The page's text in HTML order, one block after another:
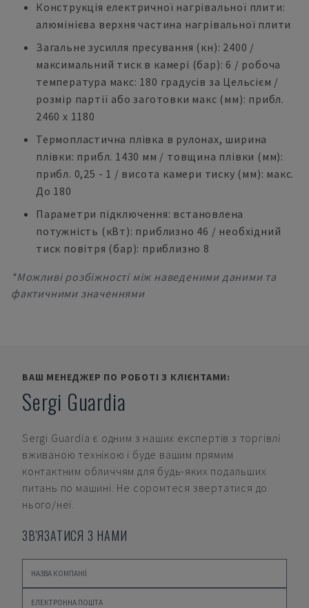
Конструкція електричної нагрівальної плити:
алюмінієва верхня частина нагрівальної плити
Загальне зусилля пресування (кн): 2400 /
максимальний тиск в камері (бар): 6 / робоча
температура макс: 180 градусів за Цельсієм /
розмір партії або заготовки макс (мм): прибл.
2460 x 1180
Термопластична плівка в рулонах, ширина
плівки: прибл. 1430 мм / товщина плівки (мм):
прибл. 0,25 - 1 / висота камери тиску (мм): макс.
До 180
Параметри підключення: встановлена
потужність (кВт): приблизно 46 / необхідний
тиск повітря (бар): приблизно 8
*Можливі розбіжності між наведеними даними та
фактичними значеннями
ВАШ МЕНЕДЖЕР ПО РОБОТІ З КЛІЄНТАМИ:
Sergi Guardia
Sergi Guardia є одним з наших експертів з торгівлі
вживаною технікою і буде вашим прямим
контактним обличчям для будь-яких подальших
питань по машині. Не соромтеся звертатися до
нього/неї.
ЗВ'ЯЗАТИСЯ З НАМИ